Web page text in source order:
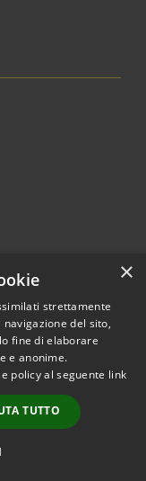
© 2026 • Comune di
di Cadore • Powered
Accesso
redazione
×
strettamente
del sito,
fine di elaborare
e anonime.
policy al seguente link
TUTTO